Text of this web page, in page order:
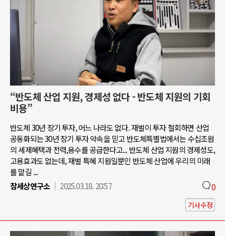
“반도체 산업 지원, 경제성 없다 - 반도체 지원의 기회
비용”
반도체 30년 장기 투자, 어느 나라도 없다. 재벌이 투자 철회하면 산업
공동화되는 30년 장기 투자 약속을 믿고 반도체특별법에서는 수십조원
의 세제혜택과 전력,용수를 공급한다고... 반도체 산업 지원의 경제성도,
고용효과도 없는데, 재벌 특혜 지원일뿐인 반도체 산업에 우리의 미래
를 맡길 ...
참세상연구소
2025.03.18. 20:57 0
기사수정